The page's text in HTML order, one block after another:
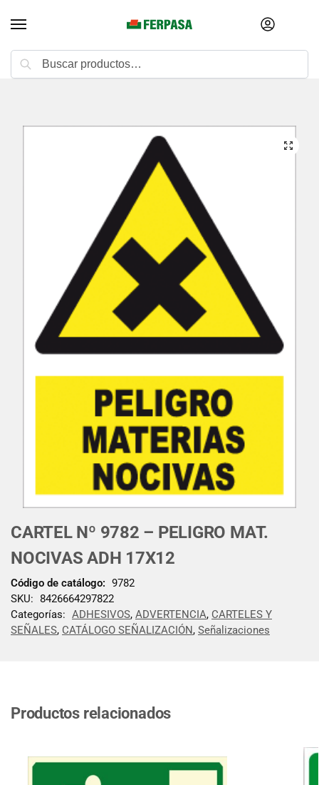
CARTEL Nº 9782 – PELIGRO MAT.
NOCIVAS ADH 17X12
Código de catálogo: 9782
SKU: 8426664297822
Categorías: ADHESIVOS, ADVERTENCIA, CARTELES Y
SEÑALES, CATÁLOGO SEÑALIZACIÓN, Señalizaciones
Productos relacionados